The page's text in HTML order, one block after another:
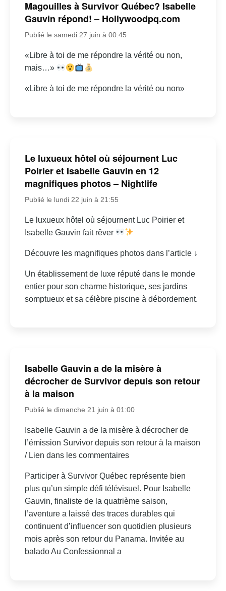
Magouilles à Survivor Québec? Isabelle
Gauvin répond! – Hollywoodpq.com
Publié le samedi 27 juin à 00:45
«Libre à toi de me répondre la vérité ou non,
mais…»
«Libre à toi de me répondre la vérité ou non»
Le luxueux hôtel où séjournent Luc
Poirier et Isabelle Gauvin en 12
magnifiques photos – Nightlife
Publié le lundi 22 juin à 21:55
Le luxueux hôtel où séjournent Luc Poirier et
Isabelle Gauvin fait rêver
Découvre les magnifiques photos dans l’article ↓
Un établissement de luxe réputé dans le monde
entier pour son charme historique, ses jardins
somptueux et sa célèbre piscine à débordement.
Isabelle Gauvin a de la misère à
décrocher de Survivor depuis son retour
à la maison
Publié le dimanche 21 juin à 01:00
Isabelle Gauvin a de la misère à décrocher de
l’émission Survivor depuis son retour à la maison
/ Lien dans les commentaires
Participer à Survivor Québec représente bien
plus qu’un simple défi télévisuel. Pour Isabelle
Gauvin, finaliste de la quatrième saison,
l’aventure a laissé des traces durables qui
continuent d’influencer son quotidien plusieurs
mois après son retour du Panama. Invitée au
balado Au Confessionnal a